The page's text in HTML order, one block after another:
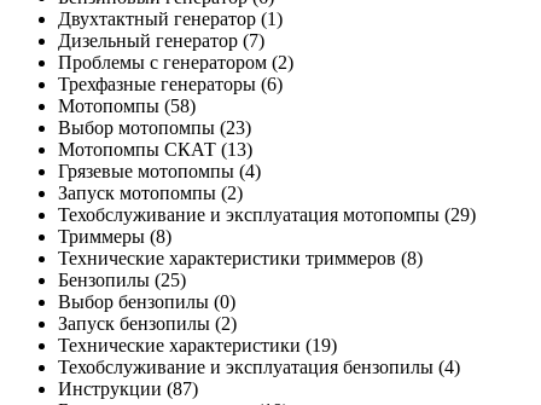
Двухтактный генератор (1)
Дизельный генератор (7)
Проблемы с генератором (2)
Трехфазные генераторы (6)
Мотопомпы (58)
Выбор мотопомпы (23)
Мотопомпы СКАТ (13)
Грязевые мотопомпы (4)
Запуск мотопомпы (2)
Техобслуживание и эксплуатация мотопомпы (29)
Триммеры (8)
Технические характеристики триммеров (8)
Бензопилы (25)
Выбор бензопилы (0)
Запуск бензопилы (2)
Технические характеристики (19)
Техобслуживание и эксплуатация бензопилы (4)
Инструкции (87)